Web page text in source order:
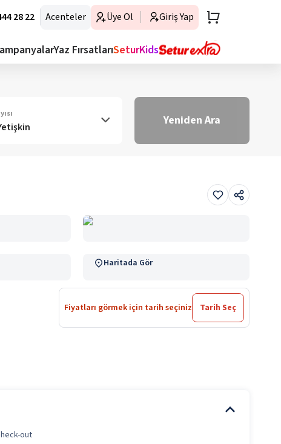
28 22 Acenteler Üye Ol Giriş Yap
Yaz FırsatlarıSeturKids
Yeniden Ara
Haritada Gör
Fiyatları görmek için tarih seçiniz Tarih Seç
out